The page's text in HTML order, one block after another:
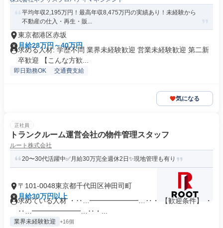
平均年収2,195万円！最高年収8,475万円の実績あり！未経験から
不動産の仕入・再生・販...
東京都港区赤坂
月給28万円～40万円
求める人材: 学歴不問 業界未経験歓迎 営業未経験歓迎 第二新
卒歓迎 【こんな方歓...
即日勤務OK 交通費支給
気になる
正社員
トランクルーム運営会社の物件管理スタッフ
ルート株式会社
20〜30代活躍中✅月給30万完全週休2日✨現地管理も有り
〒101-0048東京都千代田区神田司町
月給30万円以上
求めている人材 ・‥…━━━━━━━…‥・ 【歓迎条件】 ・
‥…━━━━━━━…‥・...
業界未経験歓迎 +16個